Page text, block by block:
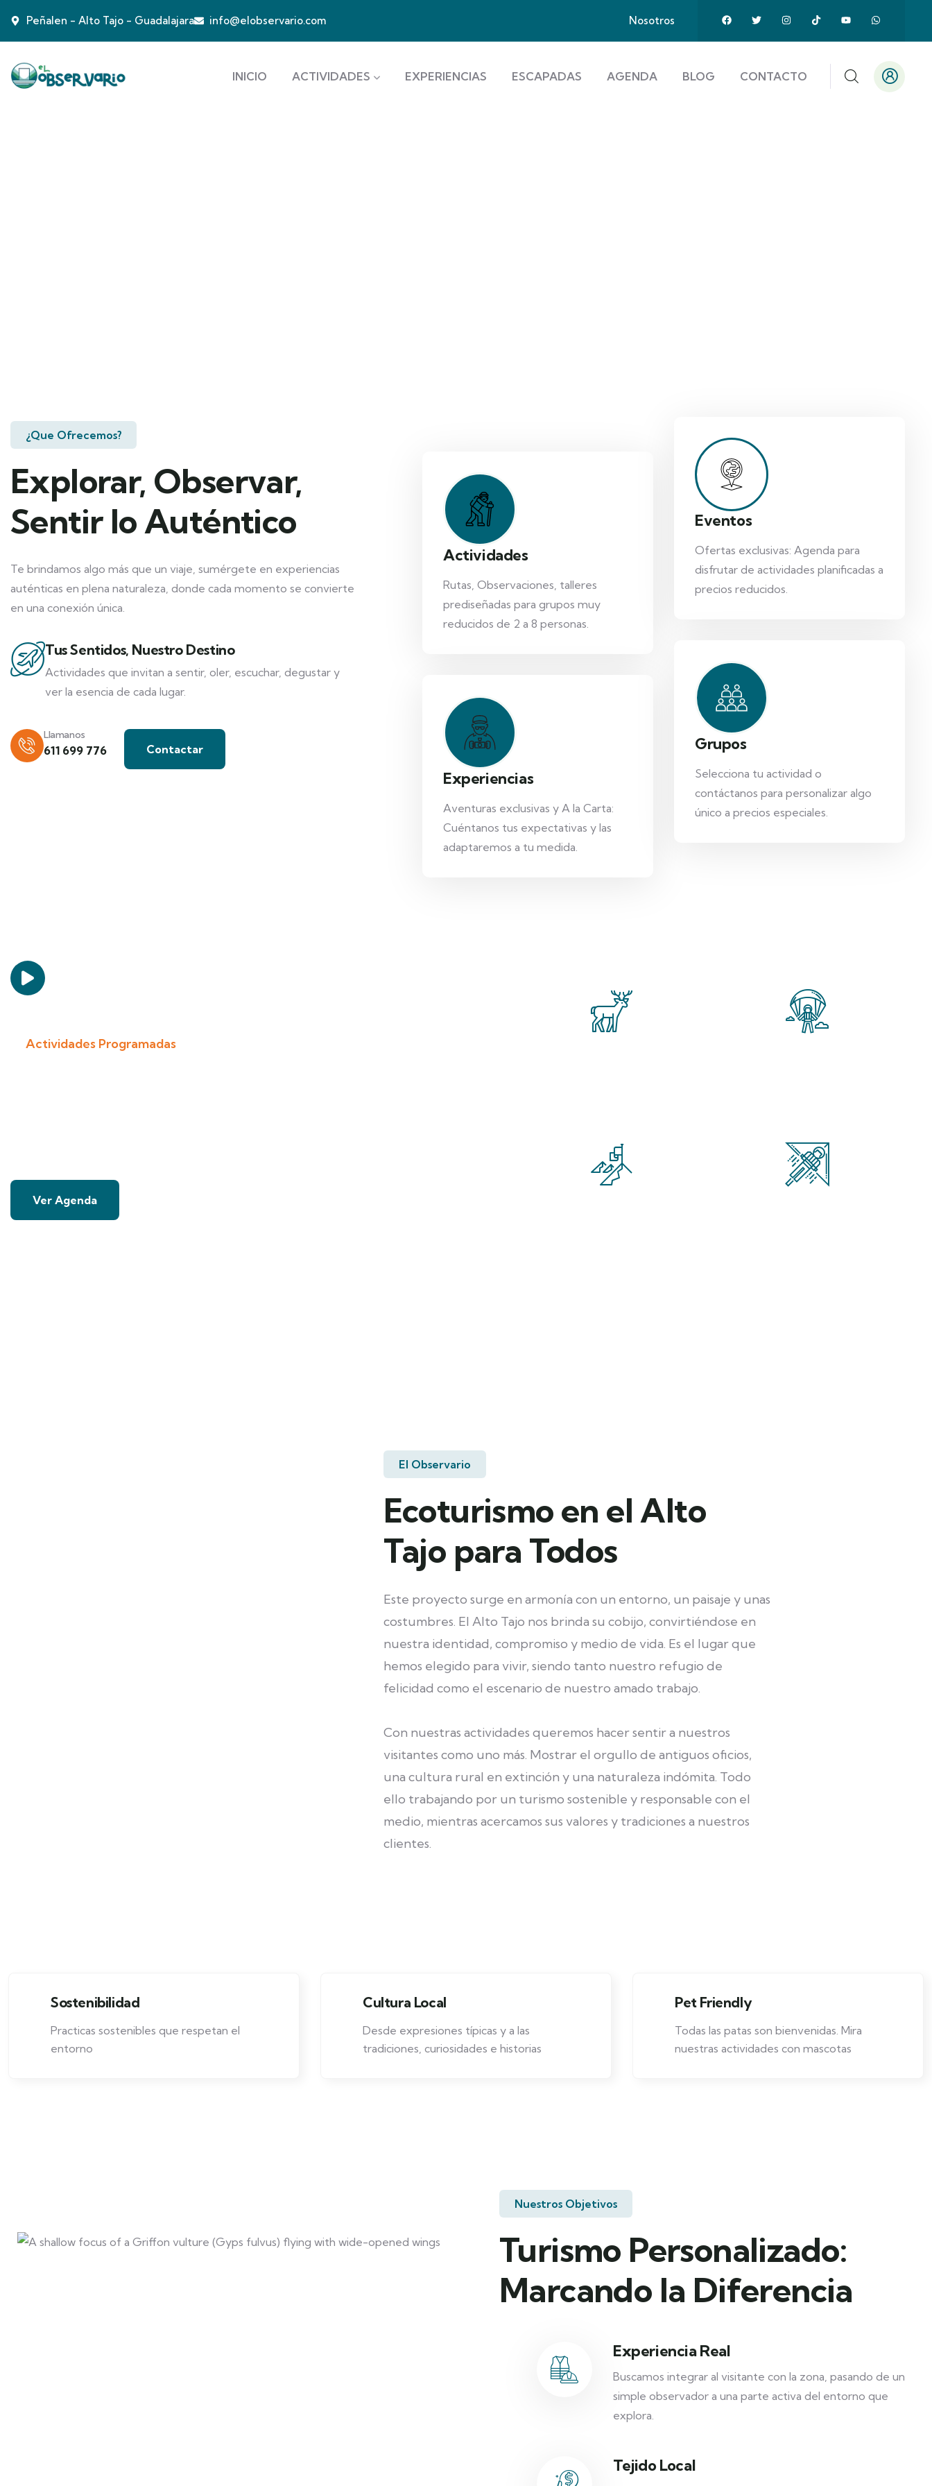
Peñalen - Alto Tajo - Guadalajara info@elobservario.com Nosotros
INICIO ACTIVIDADES EXPERIENCIAS ESCAPADAS AGENDA BLOG CONTACTO
¿Que Ofrecemos?
Explorar, Observar,
Sentir lo Auténtico
Te brindamos algo más que un viaje, sumérgete en experiencias
auténticas en plena naturaleza, donde cada momento se convierte
en una conexión única.
Tus Sentidos, Nuestro Destino
Actividades que invitan a sentir, oler, escuchar, degustar y
ver la esencia de cada lugar.
Llamanos
611 699 776 Contactar
Actividades
Rutas, Observaciones, talleres
prediseñadas para grupos muy
reducidos de 2 a 8 personas.
Experiencias
Aventuras exclusivas y A la Carta:
Cuéntanos tus expectativas y las
adaptaremos a tu medida.
Eventos
Ofertas exclusivas: Agenda para
disfrutar de actividades planificadas a
precios reducidos.
Grupos
Selecciona tu actividad o
contáctanos para personalizar algo
único a precios especiales.
Actividades Programadas
Ver Agenda
El Observario
Ecoturismo en el Alto
Tajo para Todos
Este proyecto surge en armonía con un entorno, un paisaje y unas
costumbres. El Alto Tajo nos brinda su cobijo, convirtiéndose en
nuestra identidad, compromiso y medio de vida. Es el lugar que
hemos elegido para vivir, siendo tanto nuestro refugio de
felicidad como el escenario de nuestro amado trabajo.
Con nuestras actividades queremos hacer sentir a nuestros
visitantes como uno más. Mostrar el orgullo de antiguos oficios,
una cultura rural en extinción y una naturaleza indómita. Todo
ello trabajando por un turismo sostenible y responsable con el
medio, mientras acercamos sus valores y tradiciones a nuestros
clientes.
Sostenibilidad
Practicas sostenibles que respetan el
entorno
Cultura Local
Desde expresiones típicas y a las
tradiciones, curiosidades e historias
Pet Friendly
Todas las patas son bienvenidas. Mira
nuestras actividades con mascotas
Nuestros Objetivos
Turismo Personalizado:
Marcando la Diferencia
Experiencia Real
Buscamos integrar al visitante con la zona, pasando de un
simple observador a una parte activa del entorno que
explora.
Tejido Local